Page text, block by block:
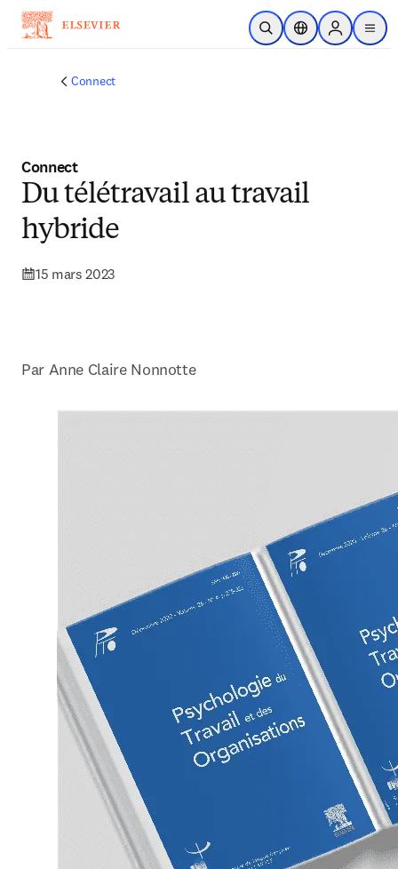
Passer au contenu principal
Ouvrir la recherche
Sélecteur de
Sign in to
menu
Connect
Connect
Du télétravail au travail
hybride
15 mars 2023
Par Anne Claire Nonnotte